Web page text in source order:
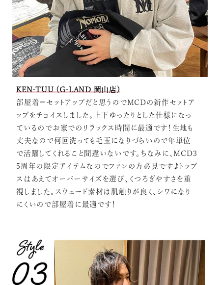
KEN-TUU (G-LAND 岡山店)
部屋着＝セットアップだと思うのでMCDの新作セットア
ップをチョイスしました。上下ゆったりとした仕様になっ
ているのでお家でのリラックス時間に最適です！生地も
丈夫なので何回洗っても毛玉になりづらいので年単位
で活躍してくれること間違いないです。ちなみに、MCD3
5周年の限定アイテムなのでファンの方必見です♪トップ
スはあえてオーバーサイズを選び、くつろぎやすさを重
視しました。スウェード素材は肌触りが良く、シワになり
にくいので部屋着に最適です！